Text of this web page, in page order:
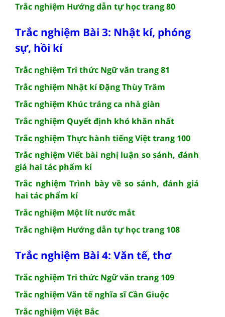
Trắc nghiệm Hướng dẫn tự học trang 80
Trắc nghiệm Bài 3: Nhật kí, phóng
sự, hồi kí
Trắc nghiệm Tri thức Ngữ văn trang 81
Trắc nghiệm Nhật kí Đặng Thùy Trâm
Trắc nghiệm Khúc tráng ca nhà giàn
Trắc nghiệm Quyết định khó khăn nhất
Trắc nghiệm Thực hành tiếng Việt trang 100
Trắc nghiệm Viết bài nghị luận so sánh, đánh
giá hai tác phẩm kí
Trắc nghiệm Trình bày về so sánh, đánh giá
hai tác phẩm kí
Trắc nghiệm Một lít nước mắt
Trắc nghiệm Hướng dẫn tự học trang 108
Trắc nghiệm Bài 4: Văn tế, thơ
Trắc nghiệm Tri thức Ngữ văn trang 109
Trắc nghiệm Văn tế nghĩa sĩ Cần Giuộc
Trắc nghiệm Việt Bắc